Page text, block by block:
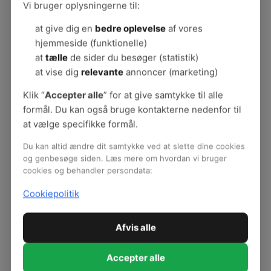
håndterer det, når de oplever at må gå på
kompromis med det, de vurderer er det fagligt
rigtige at gøre. Episoden stiller skarpt på
underviserarbejdets særlige karakter som
relationsarbejde, og den fortæller om de
mestringsstrategier, de ansatte i
uddannelsesverdenen gør brug af.
Episode 7: Ledelse i
Ledere på uddannelsesinstitutioner kan stå i
nogle særlige dilemmaer. De kan selv opleve
frustrationer ved organisatoriske forhold, der
griber ind i deres ledelsesmæssige råderum. Og
de skal kunne lede medarbejdere, der ’kigger
Vi bruger oplysningerne til:
at give dig en bedre oplevelseaf vores
hjemmeside (funktionelle)
at tællede sider du besøger (statistik)
at vise dig relevanteannoncer (marketing)
Klik “Accepter alle” for at give samtykke til alle
formål. Du kan også bruge kontakterne nedenfor til
at vælge specifikke formål.
Du kan altid ændre dit samtykke ved at slette dine cookies
og genbesøge siden. Læs mere om hvordan vi bruger
cookies og behandler persondata:
Cookiepolitik
Afvis alle
Accepter alle